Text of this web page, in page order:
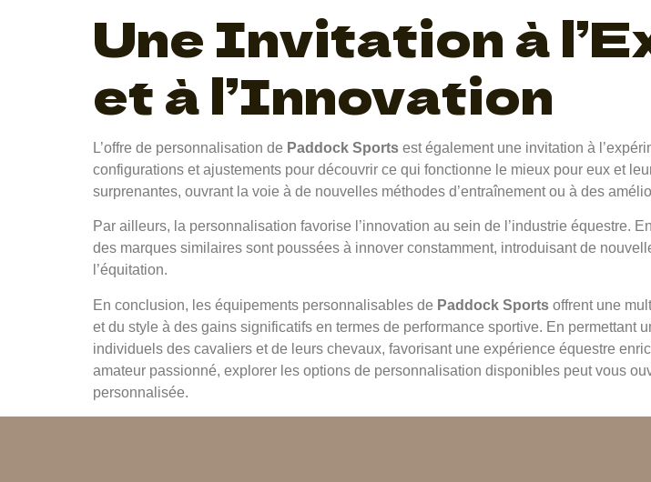
Une Invitation à
et à l’Innovation
L’offre de personnalisation de Paddock Sports est également une invitation à
configurations et ajustements pour découvrir ce qui fonctionne le mieux pour eux et
surprenantes, ouvrant la voie à de nouvelles méthodes d’entraînement ou à des
Par ailleurs, la personnalisation favorise l’innovation au sein de l’industrie équestre.
des marques similaires sont poussées à innover constamment, introduisant de
l’équitation.
En conclusion, les équipements personnalisables de Paddock Sports offrent une
et du style à des gains significatifs en termes de performance sportive. En permettant
individuels des cavaliers et de leurs chevaux, favorisant une expérience équestre
amateur passionné, explorer les options de personnalisation disponibles peut vous
personnalisée.